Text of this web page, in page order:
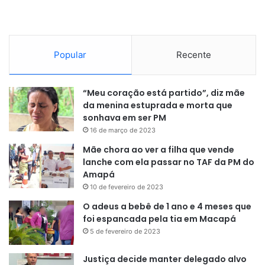
espécies. Isso as torna alvos
muito interessantes para uma
vacina universal”, explica a
pesquisadora. Na prática, significa
que uma vacina baseada nesses
alvos teria mais chances de
funcionar de forma ampla,
atingindo o parasita em diferentes
momentos da infecção e em suas
diversas variantes.
Popular Recente
“Meu coração está partido”, diz mãe
da menina estuprada e morta que
sonhava em ser PM
16 de março de 2023
Mãe chora ao ver a filha que vende
lanche com ela passar no TAF da PM do
Amapá
10 de fevereiro de 2023
O adeus a bebê de 1 ano e 4 meses que
foi espancada pela tia em Macapá
5 de fevereiro de 2023
Justiça decide manter delegado alvo